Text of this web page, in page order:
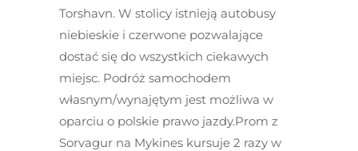
Torshavn. W stolicy istnieją autobusy
niebieskie i czerwone pozwalające
dostać się do wszystkich ciekawych
miejsc. Podróż samochodem
własnym/wynajętym jest możliwa w
oparciu o polskie prawo jazdy.Prom z
Sorvagur na Mykines kursuje 2 razy w